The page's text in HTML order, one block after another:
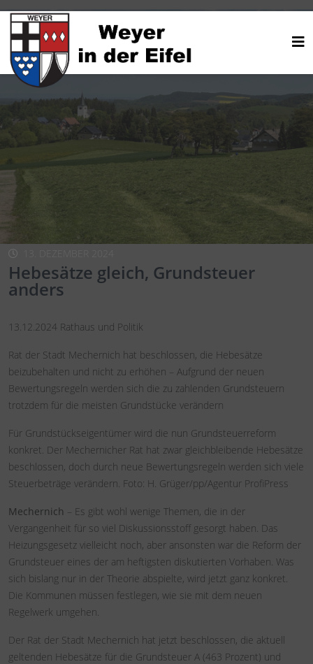
Hebesätze gleich, Grundsteuer
anders
13.12.2024 Rathaus und Politik
Rat der Stadt Mechernich hat beschlossen, die Hebesätze
beizubehalten und nicht zu erhöhen – Aufgrund der neuen
Bewertungsregeln werden sich die zu zahlenden Grundsteuern
trotzdem für die meisten Grundstücke verändern
Für Grundstückseigentümer wird die nun Grundsteuerreform
konkret. Der Mechernicher Rat hat zwar gleichbleibende Hebesätze
beschlossen, doch durch neue Bewertungsregeln werden sich viele
Steuerbeträge verändern. Foto: H. Grüger/pp/Agentur ProfiPress
Mechernich – Es gibt wohl wenige Themen, die in der
Vergangenheit für so viel Diskussionsstoff gesorgt haben. Das
Heizungsgesetz vielleicht noch, aber ansonsten war die Reform der
Grundsteuer eines der am heftigsten diskutierten Vorhaben. Was
sich bislang nur in der Theorie abspielte, wird jetzt ganz konkret.
Die Kommunen müssen festlegen, wie sie mit dem neuen
Regelwerk umgehen.
Der Rat der Stadt Mechernich hat jetzt beschlossen, die aktuell
geltenden Hebesätze für die Grundsteuer A (463 Prozent) und